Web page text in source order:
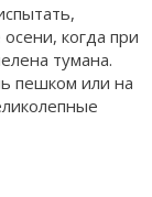
когда при
тумана.
пешком или на